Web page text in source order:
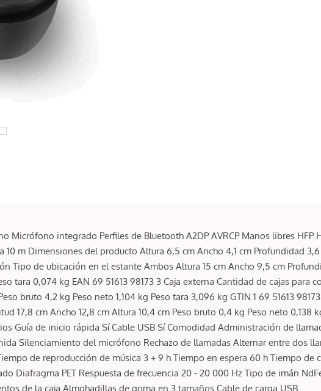
Micrófono integrado Perfiles de Bluetooth A2DP AVRCP Manos libres HFP
10 m Dimensiones del producto Altura 6,5 cm Ancho 4,1 cm Profundidad
Tipo de ubicación en el estante Ambos Altura 15 cm Ancho 9,5 cm
tara 0,074 kg EAN 69 51613 98173 3 Caja externa Cantidad de cajas para
bruto 4,2 kg Peso neto 1,104 kg Peso tara 3,096 kg GTIN 1 69 51613
17,8 cm Ancho 12,8 cm Altura 10,4 cm Peso bruto 0,4 kg Peso neto 0,138
Guía de inicio rápida Sí Cable USB Sí Comodidad Administración de
Silenciamiento del micrófono Rechazo de llamadas Alternar entre dos
de reproducción de música 3 + 9 h Tiempo en espera 60 h Tiempo de
Diafragma PET Respuesta de frecuencia 20 - 20 000 Hz Tipo de imán
de la caja Almohadillas de goma en 3 tamaños Cable de carga USB